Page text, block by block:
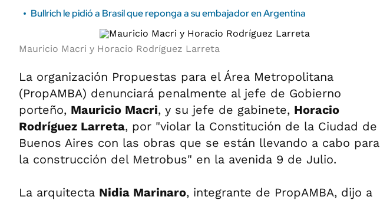
Bullrich le pidió a Brasil que reponga a su embajador en Argentina
Mauricio Macri y Horacio Rodríguez Larreta
La organización Propuestas para el Área Metropolitana
(PropAMBA) denunciará penalmente al jefe de Gobierno
porteño, Mauricio Macri, y su jefe de gabinete, Horacio
Rodríguez Larreta, por "violar la Constitución de la Ciudad de
Buenos Aires con las obras que se están llevando a cabo para
la construcción del Metrobus" en la avenida 9 de Julio.
La arquitecta Nidia Marinaro, integrante de PropAMBA, dijo a